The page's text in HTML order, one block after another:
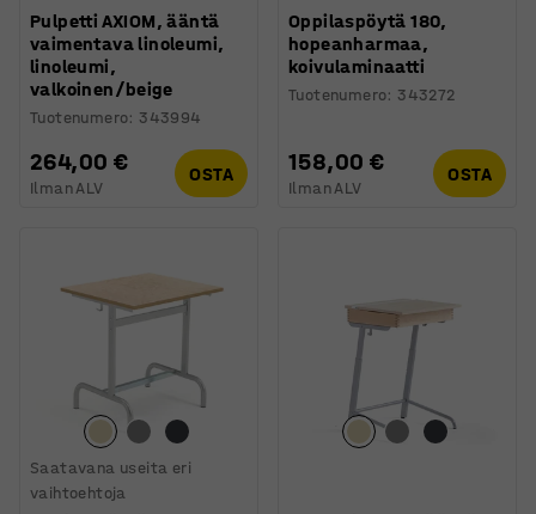
Pulpetti AXIOM, ääntä
vaimentava linoleumi,
linoleumi,
valkoinen/beige
Tuotenumero: 343994
264,00 €
Ilman ALV
OSTA
Oppilaspöytä 180,
hopeanharmaa,
koivulaminaatti
Tuotenumero: 343272
158,00 €
Ilman ALV
OSTA
Saatavana useita eri
vaihtoehtoja